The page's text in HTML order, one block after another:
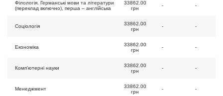
Філологія. Германські мови та літератури
(переклад включно), перша – англійська
33862.00
грн
- -
Соціологія
33862.00
грн
- -
Економіка
33862.00
грн
- -
Комп’ютерні науки
33862.00
грн
- -
Менеджмент
33862.00
грн
- -